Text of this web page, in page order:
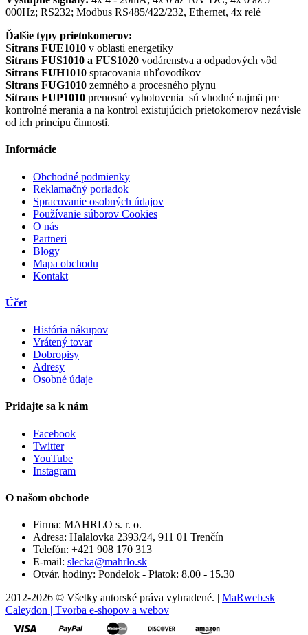
000Hz; RS232; Modbus RS485/422/232, Ethernet, 4x relé
Ďalšie typy prietokomerov:
Sitrans FUE1010 v oblasti energetiky
Sitrans FUS1010 a FUS1020 vodárenstva a odpadových vôd
Sitrans FUH1010 spracovania uhľovodíkov
Sitrans FUG1010 zemného a procesného plynu
Sitrans FUP1010 prenosné vyhotovenia sú vhodné najmä pre
kontrolné merania a na kontrol existujúcich prietokomerov nezávisle
od ich princípu činnosti.
Informácie
Obchodné podmienky
Reklamačný poriadok
Spracovanie osobných údajov
Používanie súborov Cookies
O nás
Partneri
Blogy
Mapa obchodu
Kontakt
Účet
História nákupov
Vrátený tovar
Dobropisy
Adresy
Osobné údaje
Pridajte sa k nám
Facebook
Twitter
YouTube
Instagram
O našom obchode
Firma: MAHRLO s. r. o.
Adresa: Halalovka 2393/24, 911 01 Trenčín
Telefón: +421 908 170 313
E-mail: slecka@mahrlo.sk
Otvár. hodiny: Pondelok - Piatok: 8.00 - 15.30
2012-2026 © Všetky autorské práva vyhradené. | MaRweb.sk
Caleydon | Tvorba e-shopov a webov